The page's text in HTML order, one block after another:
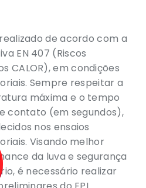
de acordo com a
EN 407 (Riscos
CALOR), em condições
Sempre respeitar a
máxima e o tempo
contato (em segundos),
nos ensaios
Visando melhor
da luva e segurança
é necessário realizar